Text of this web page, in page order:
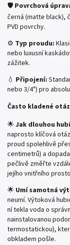
🛡️ Povrchová
černá (matte black),
PVD povrchy.
⚙️ Typ proudu:
nebo luxusní
zážitek.
💧 Připojení:
nebo 3/4") pro
Často kladené
🌟 Jak dlouhou
naprosto klíčová
proud spolehlivě
centimetrů) a
pečlivě změřte
jejího vnitřního
🌟 Umí samotná
neumí. Výtoková
ní tekla voda o
nainstalovanou
termostatickou),
obkladem pošle.